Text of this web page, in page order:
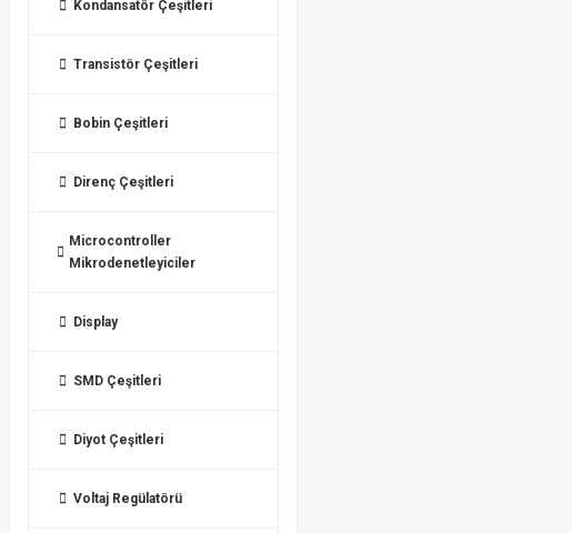
Kondansatör Çeşitleri
Transistör Çeşitleri
Bobin Çeşitleri
Direnç Çeşitleri
Microcontroller
Mikrodenetleyiciler
Display
SMD Çeşitleri
Diyot Çeşitleri
Voltaj Regülatörü